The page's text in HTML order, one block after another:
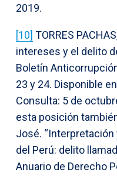
2019.
[10] TORRES
intereses y el delito
Boletín
23 y 24. Disponible
Consulta: 5 de
esta posición
José. “Interpretación
del Perú: delito
Anuario de Derecho